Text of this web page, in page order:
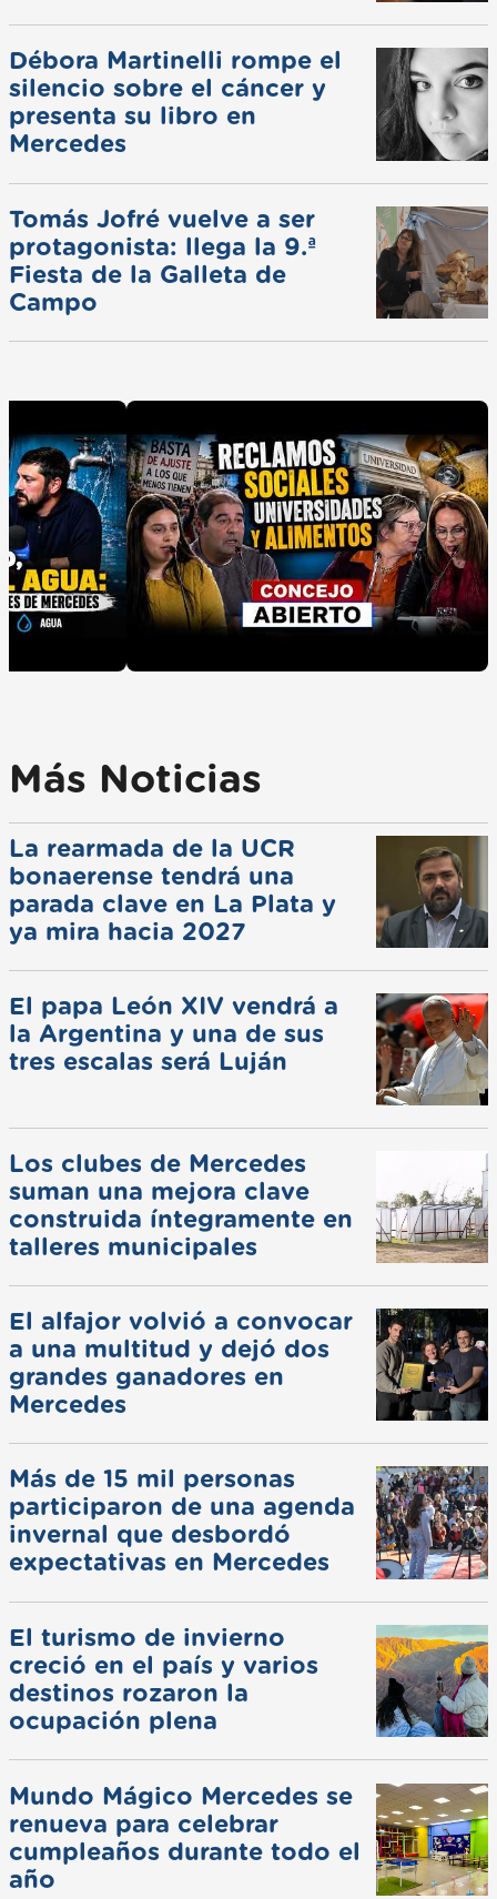
Débora Martinelli rompe el
silencio sobre el cáncer y
presenta su libro en
Mercedes
Tomás Jofré vuelve a ser
protagonista: llega la 9.ª
Fiesta de la Galleta de
Campo
Más Noticias
La rearmada de la UCR
bonaerense tendrá una
parada clave en La Plata y
ya mira hacia 2027
El papa León XIV vendrá a
la Argentina y una de sus
tres escalas será Luján
Los clubes de Mercedes
suman una mejora clave
construida íntegramente en
talleres municipales
El alfajor volvió a convocar
a una multitud y dejó dos
grandes ganadores en
Mercedes
Más de 15 mil personas
participaron de una agenda
invernal que desbordó
expectativas en Mercedes
El turismo de invierno
creció en el país y varios
destinos rozaron la
ocupación plena
Mundo Mágico Mercedes se
renueva para celebrar
cumpleaños durante todo el
año